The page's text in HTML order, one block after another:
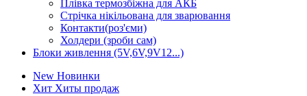
Плівка термозбіжна для АКБ
Стрічка нікільована для зварювання
Контакти(роз'єми)
Холдери (зроби сам)
Блоки живлення (5V,6V,9V12...)
New Новинки
Хит Хиты продаж